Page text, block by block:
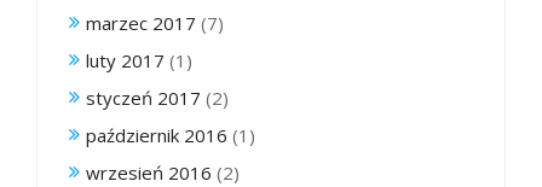
marzec 2017 (7)
luty 2017 (1)
styczeń 2017 (2)
październik 2016 (1)
wrzesień 2016 (2)